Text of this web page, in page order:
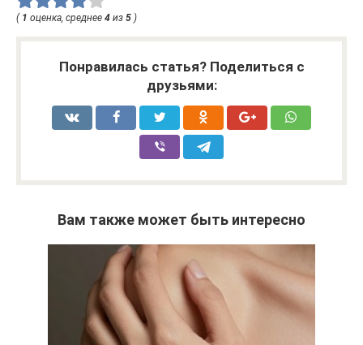
( 1 оценка, среднее 4 из 5 )
Понравилась статья? Поделиться с
друзьями:
Вам также может быть интересно